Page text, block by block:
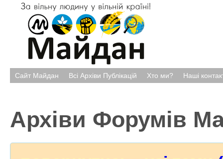
Сайт Майдан Всі Архіви Публікацій Хто ми? Наші
Архіви Форумів